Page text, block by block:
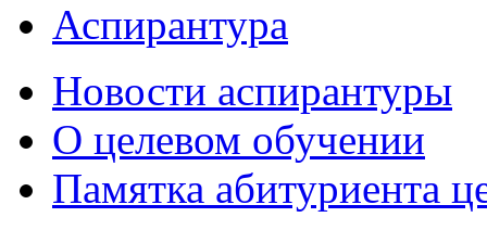
Аспирантура
Новости аспирантуры
О целевом обучении
Памятка абитуриента